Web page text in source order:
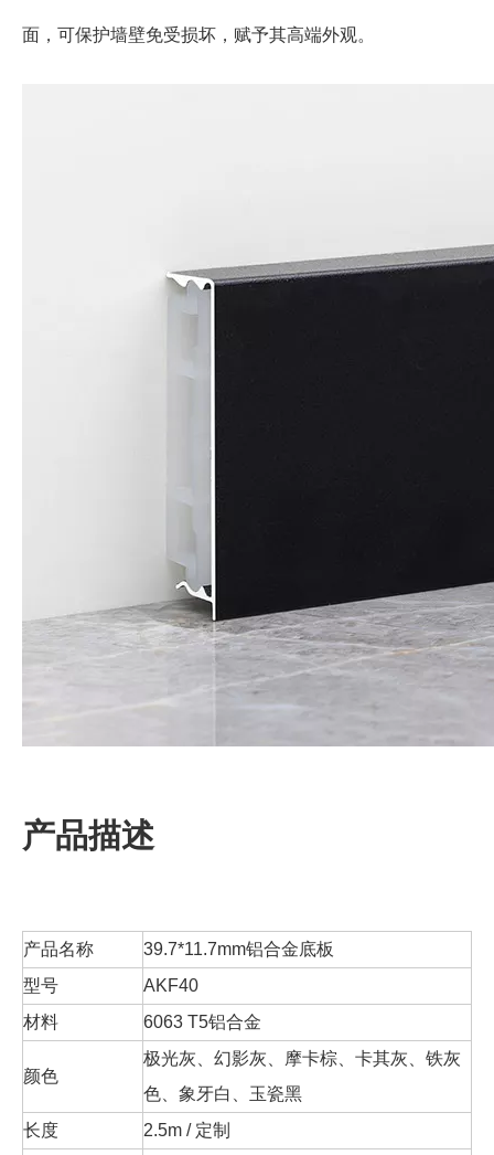
面，可保护墙壁免受损坏，赋予其高端外观。
产品描述
产品名称
39.7*11.7mm铝合金底板
型号
AKF40
材料
6063 T5铝合金
颜色
极光灰、幻影灰、摩卡棕、卡其灰、铁灰
色、象牙白、玉瓷黑
长度
2.5m / 定制